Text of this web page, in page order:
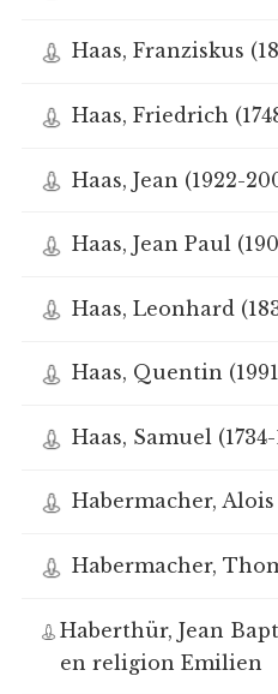
Haas, Franziskus
Haas, Friedrich
Haas, Jean (1922-
Haas, Jean Paul
Haas, Leonhard
Haas, Quentin
Haas, Samuel (1734-
Habermacher, Alois
Habermacher,
Haberthür, Jean
en religion Emilien